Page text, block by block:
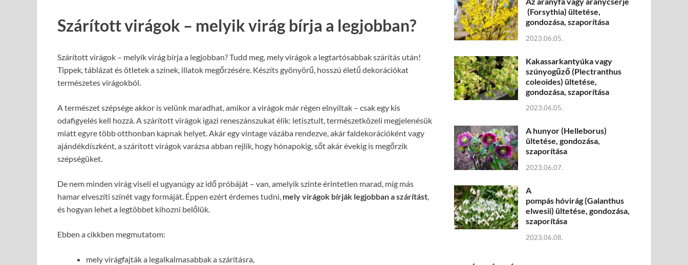
Szárított virágok – melyik virág bírja a legjobban?
Szárított virágok – melyik virág bírja a legjobban? Tudd meg, mely virágok a legtartósabbak szárítás után!
Tippek, táblázat és ötletek a színek, illatok megőrzésére. Készíts gyönyörű, hosszú életű dekorációkat
természetes virágokból.
A természet szépsége akkor is velünk maradhat, amikor a virágok már régen elnyíltak – csak egy kis
odafigyelés kell hozzá. A szárított virágok igazi reneszánszukat élik: letisztult, természetközeli megjelenésük
miatt egyre több otthonban kapnak helyet. Akár egy vintage vázába rendezve, akár faldekorációként vagy
ajándékdíszként, a szárított virágok varázsa abban rejlik, hogy hónapokig, sőt akár évekig is megőrzik
szépségüket.
De nem minden virág viseli el ugyanúgy az idő próbáját – van, amelyik szinte érintetlen marad, míg más
hamar elveszíti színét vagy formáját. Éppen ezért érdemes tudni, mely virágok bírják legjobban a szárítást,
és hogyan lehet a legtöbbet kihozni belőlük.
Ebben a cikkben megmutatom:
mely virágfajták a legalkalmasabbak a szárításra,
(Forsythia) ültetése,
gondozása, szaporítása
2023.06.05.
Kakassarkantyúka vagy
szúnyogűző (Plectranthus
coleoides) ültetése,
gondozása, szaporítása
2023.06.05.
A hunyor (Helleborus)
ültetése, gondozása,
szaporítása
2023.06.07.
A
pompás hóvirág (Galanthus
elwesii) ültetése, gondozása,
szaporítása
2023.06.08.